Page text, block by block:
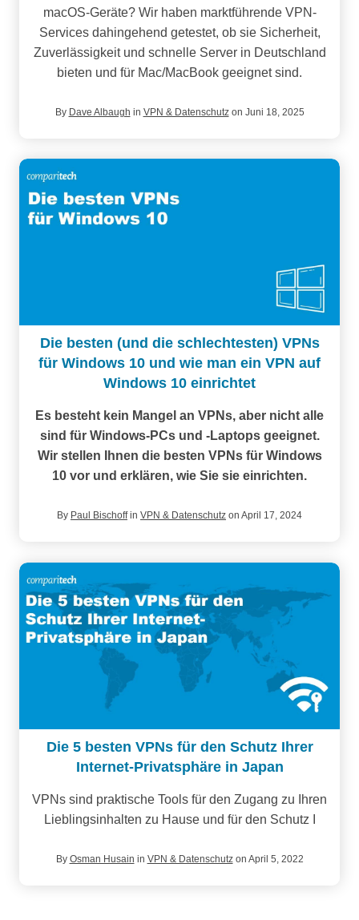
macOS-Geräte? Wir haben marktführende VPN-
Services dahingehend getestet, ob sie Sicherheit,
Zuverlässigkeit und schnelle Server in Deutschland
bieten und für Mac/MacBook geeignet sind.
By Dave Albaugh in VPN & Datenschutzon Juni 18, 2025
Die besten (und die schlechtesten) VPNs
für Windows 10 und wie man ein VPN auf
Windows 10 einrichtet
Es besteht kein Mangel an VPNs, aber nicht alle
sind für Windows-PCs und -Laptops geeignet.
Wir stellen Ihnen die besten VPNs für Windows
10 vor und erklären, wie Sie sie einrichten.
By Paul Bischoffin VPN & Datenschutz on April 17, 2024
Die 5 besten VPNs für den Schutz Ihrer
Internet-Privatsphäre in Japan
VPNs sind praktische Tools für den Zugang zu Ihren
Lieblingsinhalten zu Hause und für den Schutz I
By Osman Husain in VPN & Datenschutzon April 5, 2022